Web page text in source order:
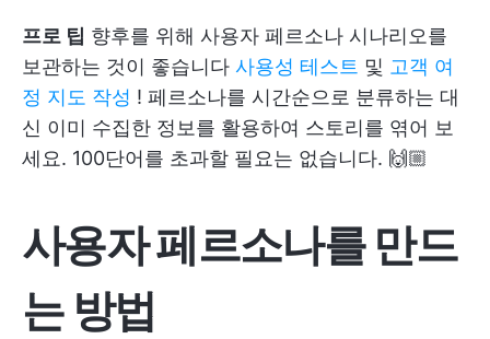
프로 팁 향후를 위해 사용자 페르소나 시나리오를
보관하는 것이 좋습니다 사용성 테스트 및 고객 여
정 지도 작성 ! 페르소나를 시간순으로 분류하는 대
신 이미 수집한 정보를 활용하여 스토리를 엮어 보
세요. 100단어를 초과할 필요는 없습니다. 🙌🏼
사용자 페르소나를 만드
는 방법